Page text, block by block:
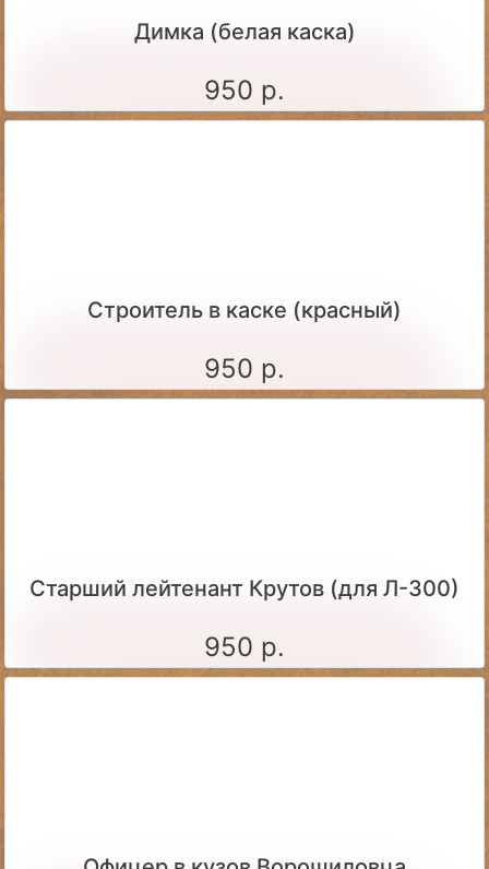
Димка (белая каска)
950 р.
Строитель в каске (красный)
950 р.
Старший лейтенант Крутов (для Л-300)
950 р.